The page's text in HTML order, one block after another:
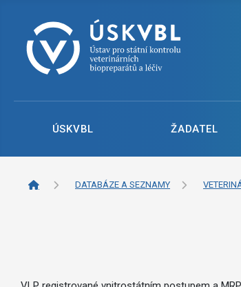
ÚSKVBL ŽADATEL
DATABÁZE A SEZNAMY